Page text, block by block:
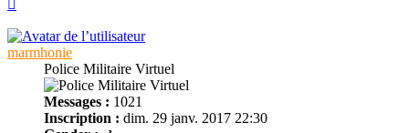
marmhonie
Police Militaire Virtuel
Messages : 1021
Inscription : dim. 29 janv. 2017 22:30